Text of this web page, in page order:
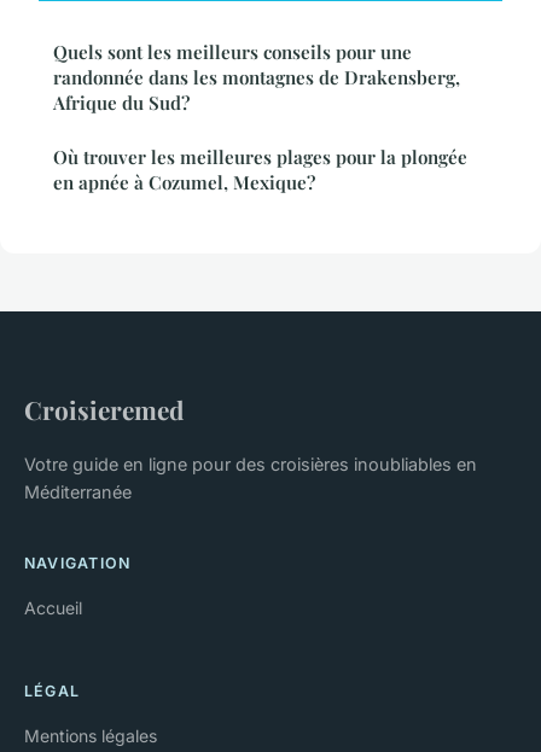
Quels sont les meilleurs conseils pour une
randonnée dans les montagnes de Drakensberg,
Afrique du Sud?
Où trouver les meilleures plages pour la plongée
en apnée à Cozumel, Mexique?
Croisieremed
Votre guide en ligne pour des croisières inoubliables en
Méditerranée
NAVIGATION
Accueil
LÉGAL
Mentions légales